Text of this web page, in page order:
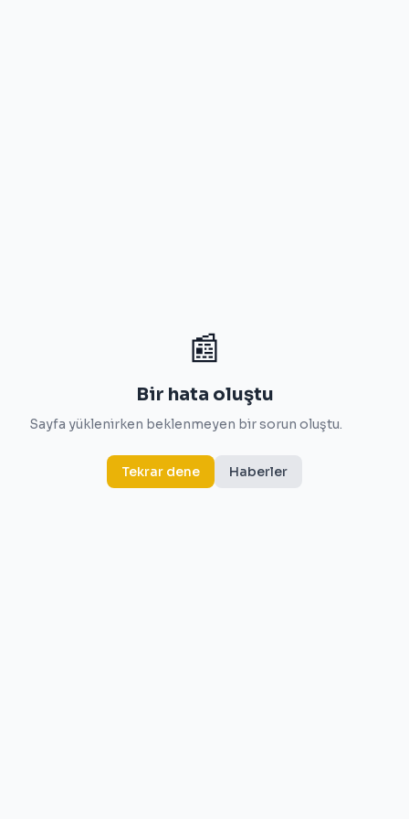
📰
Bir hata oluştu
Sayfa yüklenirken beklenmeyen bir sorun oluştu.
Tekrar dene Haberler